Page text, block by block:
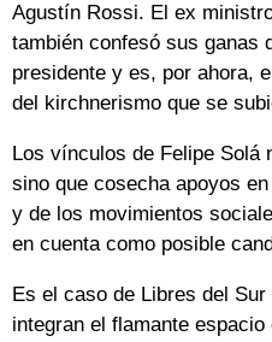
Agustín Rossi. El ex
también confesó sus ganas
presidente y es, por ahora,
del kirchnerismo que se
Los vínculos de Felipe Solá
sino que cosecha apoyos
y de los movimientos
en cuenta como posible
Es el caso de Libres del
integran el flamante